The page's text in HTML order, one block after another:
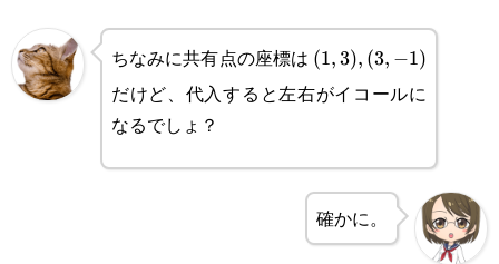
ちなみに共有点の座標は (1,3),
(3,-1)
(1,3), (3, −1)
だけど、代入すると左右がイコールに
なるでしょ？
確かに。